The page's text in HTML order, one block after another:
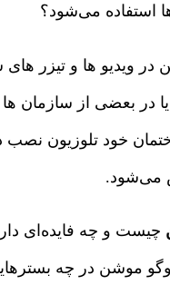
استفاده می‌شود؟
در ویدیو ها و تیزر
در بعضی از سازمان
خود تلوزیون نصب
می‌شود.
چیست و چه فایده‌ای
موشن در چه